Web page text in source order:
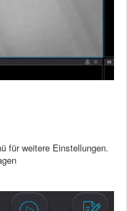
für weitere Einstellungen.